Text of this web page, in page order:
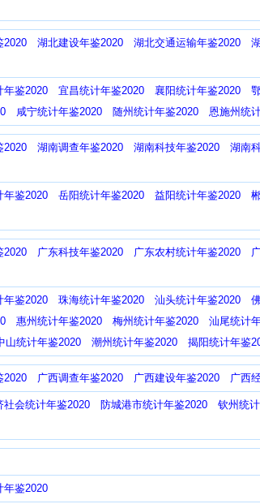
2020 湖北建设年鉴2020 湖北交通运输年鉴2020
年鉴2020 宜昌统计年鉴2020 襄阳统计年鉴2020
咸宁统计年鉴2020 随州统计年鉴2020 恩施州统
2020 湖南调查年鉴2020 湖南科技年鉴2020 湖南
年鉴2020 岳阳统计年鉴2020 益阳统计年鉴2020
2020 广东科技年鉴2020 广东农村统计年鉴2020
年鉴2020 珠海统计年鉴2020 汕头统计年鉴2020
惠州统计年鉴2020 梅州统计年鉴2020 汕尾统计
山统计年鉴2020 潮州统计年鉴2020 揭阳统计年鉴
2020 广西调查年鉴2020 广西建设年鉴2020 广西
社会统计年鉴2020 防城港市统计年鉴2020 钦州统
年鉴2020